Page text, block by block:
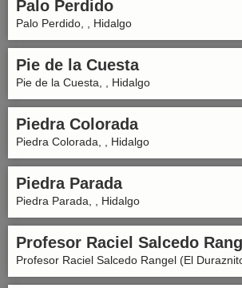
Palo Perdido
Palo Perdido, , Hidalgo
Pie de la Cuesta
Pie de la Cuesta, , Hidalgo
Piedra Colorada
Piedra Colorada, , Hidalgo
Piedra Parada
Piedra Parada, , Hidalgo
Profesor Raciel Salcedo
Profesor Raciel Salcedo Rangel (El